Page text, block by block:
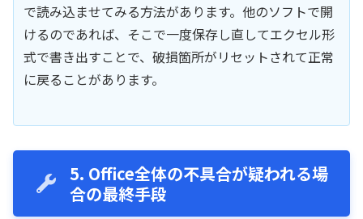
で読み込ませてみる方法があります。他のソフトで開
けるのであれば、そこで一度保存し直してエクセル形
式で書き出すことで、破損箇所がリセットされて正常
に戻ることがあります。
5. Office全体の不具合が疑われる場
合の最終手段